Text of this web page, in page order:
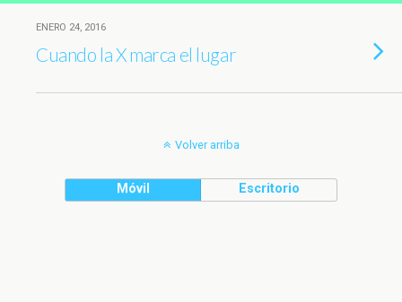
ENERO 24, 2016
Cuando la X marca el lugar
Volver arriba
Móvil Escritorio